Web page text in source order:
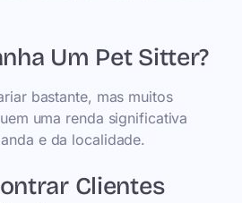
Um Pet Sitter?
bastante, mas muitos
uma renda significativa
e da localidade.
Clientes